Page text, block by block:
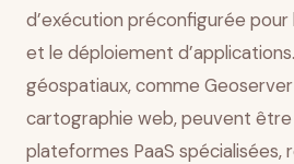
d’exécution préconfigurée
et le déploiement
géospatiaux, comme
cartographie web, peuvent être
plateformes PaaS spécialisées,